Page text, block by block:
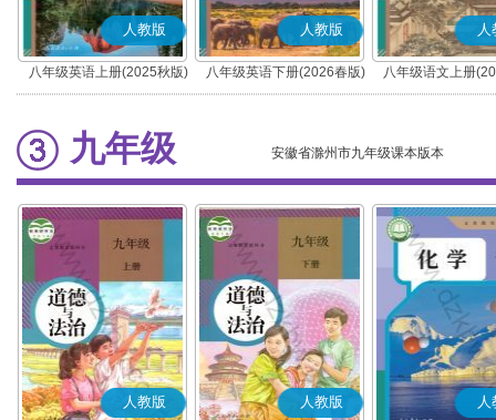
人教版
八年级英语上册(2025秋版)
人教版
八年级英语下册(2026春版)
人
八年级语文上册
(部编版)
九年级 安徽省滁州市九年级课本版本
人教版 人教版 人